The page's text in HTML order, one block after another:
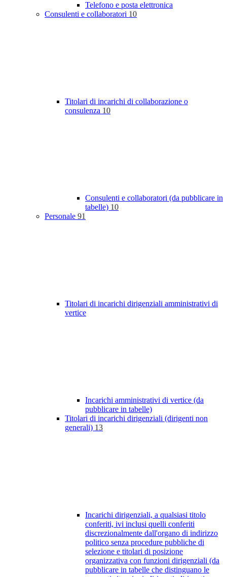
Telefono e posta elettronica
Consulenti e collaboratori 10
Titolari di incarichi di collaborazione o
consulenza 10
Consulenti e collaboratori (da pubblicare in
tabelle) 10
Personale 91
Titolari di incarichi dirigenziali amministrativi di
vertice
Incarichi amministrativi di vertice (da
pubblicare in tabelle)
Titolari di incarichi dirigenziali (dirigenti non
generali) 13
Incarichi dirigenziali, a qualsiasi titolo
conferiti, ivi inclusi quelli conferiti
discrezionalmente dall'organo di indirizzo
politico senza procedure pubbliche di
selezione e titolari di posizione
organizzativa con funzioni dirigenziali (da
pubblicare in tabelle che distinguano le